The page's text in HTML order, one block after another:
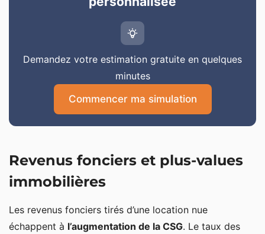
Demandez votre estimation gratuite en quelques
minutes
Commencer ma simulation
Revenus fonciers et plus-values
immobilières
Les revenus fonciers tirés d’une location nue
échappent à l’augmentation de la CSG. Le taux des